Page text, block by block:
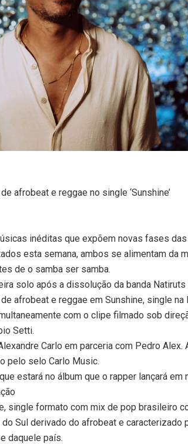
afrobeat e reggae no single ‘Sunshine’
inéditas que expõem novas fases
esta semana, ambos se alimentam da
de o samba ser samba.
solo após a dissolução da banda
afrobeat e reggae em Sunshine, single na
com o clipe filmado sob
Setti.
Carlo em parceria com Pedro Alex.
pelo selo Carlo Music.
estará no álbum que o rapper lançará em
single formato com mix de pop brasileiro
Sul derivado do afrobeat e caracterizado
daquele país.